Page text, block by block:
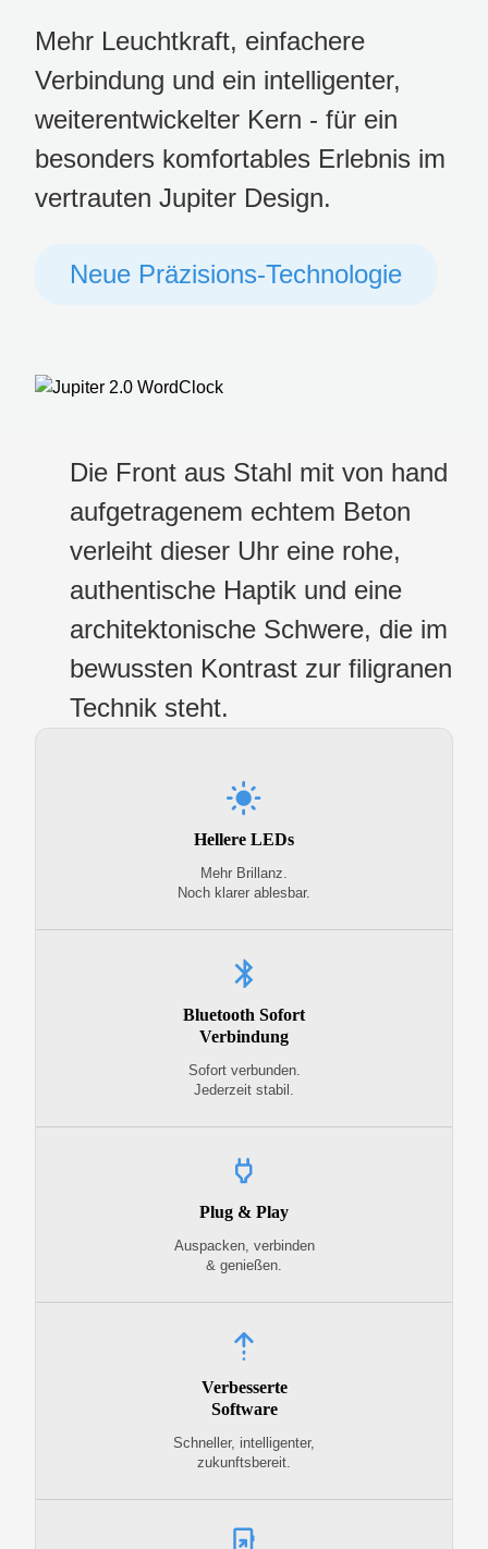
Mehr Leuchtkraft, einfachere
Verbindung und ein intelligenter,
weiterentwickelter Kern - für ein
besonders komfortables Erlebnis im
vertrauten Jupiter Design.
Neue Präzisions-Technologie
Die Front aus Stahl mit von hand
aufgetragenem echtem Beton
verleiht dieser Uhr eine rohe,
authentische Haptik und eine
architektonische Schwere, die im
bewussten Kontrast zur filigranen
Technik steht.
Hellere LEDs
Mehr Brillanz.
Noch klarer ablesbar.
Bluetooth Sofort
Verbindung
Sofort verbunden.
Jederzeit stabil.
Plug & Play
Auspacken, verbinden
& genießen.
Verbesserte
Software
Schneller, intelligenter,
zukunftsbereit.